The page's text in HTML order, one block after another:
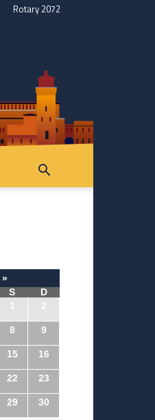
Rotary 2072
»
S
D
1 2
8 9
15 16
22 23
29 30